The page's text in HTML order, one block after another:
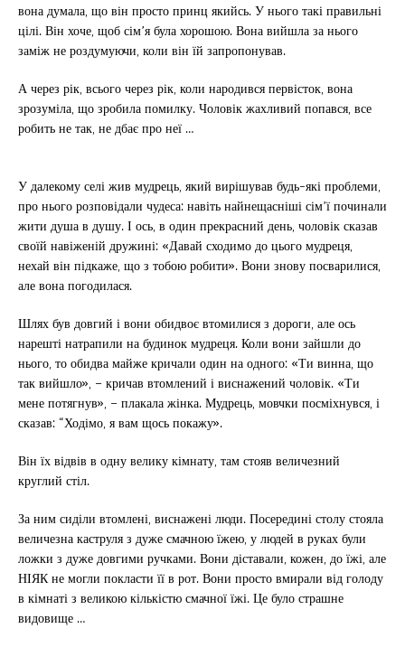
вона думала, що він просто принц якийсь. У нього такі правильні
цілі. Він хоче, щоб сім’я була хорошою. Вона вийшла за нього
заміж не роздумуючи, коли він їй запропонував.
А через рік, всього через рік, коли народився первісток, вона
зрозуміла, що зробила помилку. Чоловік жахливий попався, все
робить не так, не дбає про неї …
У далекому селі жив мудрець, який вирішував будь-які проблеми,
про нього розповідали чудеса: навіть найнещасніші сім’ї починали
жити душа в душу. І ось, в один прекрасний день, чоловік сказав
своїй навіженій дружині: «Давай сходимо до цього мудреця,
нехай він підкаже, що з тобою робити». Вони знову посварилися,
але вона погодилася.
Шлях був довгий і вони обидвоє втомилися з дороги, але ось
нарешті натрапили на будинок мудреця. Коли вони зайшли до
нього, то обидва майже кричали один на одного: «Ти винна, що
так вийшло», – кричав втомлений і виснажений чоловік. «Ти
мене потягнув», – плакала жінка. Мудрець, мовчки посміхнувся, і
сказав: “Ходімо, я вам щось покажу».
Він їх відвів в одну велику кімнату, там стояв величезний
круглий стіл.
За ним сиділи втомлені, виснажені люди. Посередині столу стояла
величезна каструля з дуже смачною їжею, у людей в руках були
ложки з дуже довгими ручками. Вони діставали, кожен, до їжі, але
НІЯК не могли покласти її в рот. Вони просто вмирали від голоду
в кімнаті з великою кількістю смачної їжі. Це було страшне
видовище …